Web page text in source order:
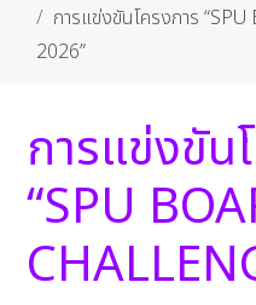
การแข่งขันโครงการ
2026”
การแข่งขัน
“SPU